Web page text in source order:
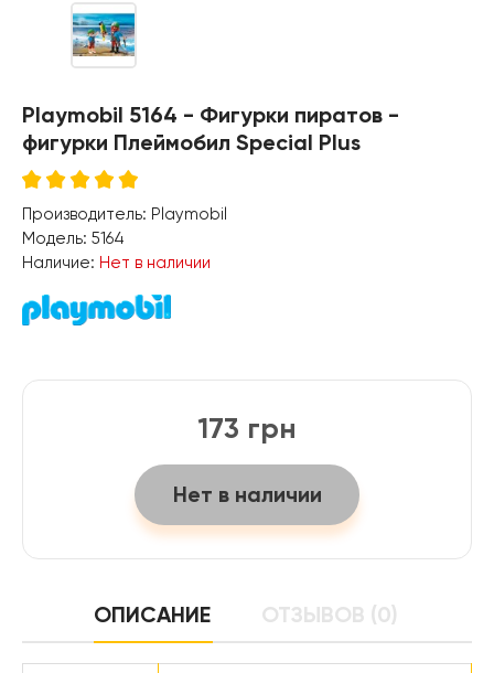
Playmobil 5164 - Фигурки пиратов -
фигурки Плеймобил Special Plus
Производитель: Playmobil
Модель: 5164
Наличие: Нет в наличии
173 грн
Нет в наличии
ОПИСАНИЕ ОТЗЫВОВ (0)